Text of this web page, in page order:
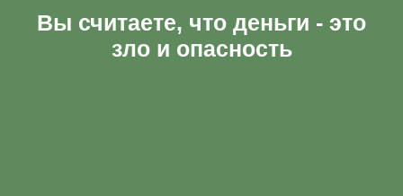
Вы считаете, что деньги - это
зло и опасность